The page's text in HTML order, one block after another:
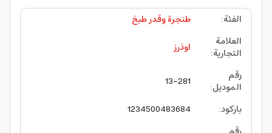
الفئة:
طنجرة وقدر طبخ
العلامة
التجارية:
اوذرز
رقم
الموديل:
13-281
باركود:
1234500483684